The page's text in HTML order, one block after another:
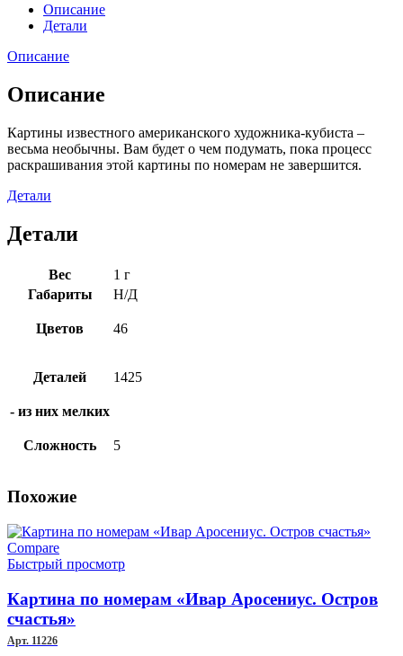
Описание
Детали
Описание
Описание
Картины известного американского художника-кубиста –
весьма необычны. Вам будет о чем подумать, пока процесс
раскрашивания этой картины по номерам не завершится.
Детали
Детали
Вес
1 г
Габариты
Н/Д
Цветов 46
Деталей 1425
- из них мелких
Сложность 5
Похожие
Compare
Быстрый просмотр
Картина по номерам «Ивар Аросениус. Остров
счастья»
Арт. 11226